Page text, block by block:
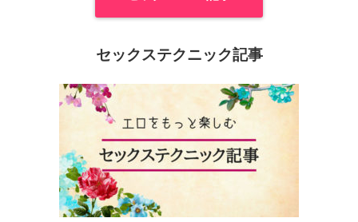
セックステクニック記事